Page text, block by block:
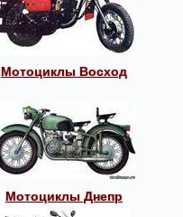
Мотоциклы Восход
Мотоциклы Днепр